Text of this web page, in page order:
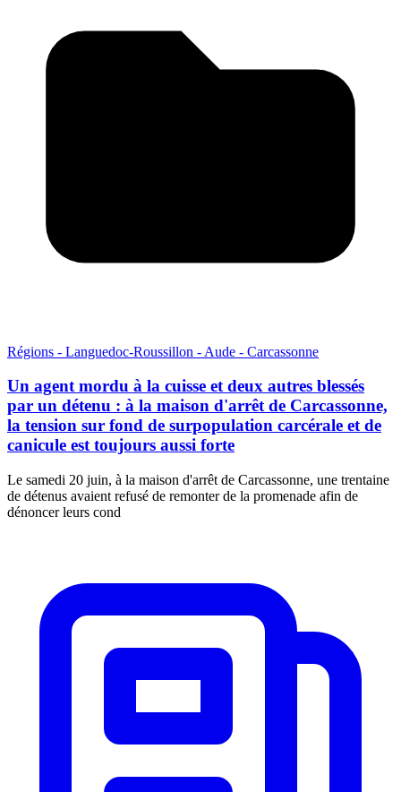
Régions - Languedoc-Roussillon - Aude - Carcassonne
Un agent mordu à la cuisse et deux autres blessés
par un détenu : à la maison d'arrêt de Carcassonne,
la tension sur fond de surpopulation carcérale et de
canicule est toujours aussi forte
Le samedi 20 juin, à la maison d'arrêt de Carcassonne, une trentaine
de détenus avaient refusé de remonter de la promenade afin de
dénoncer leurs cond